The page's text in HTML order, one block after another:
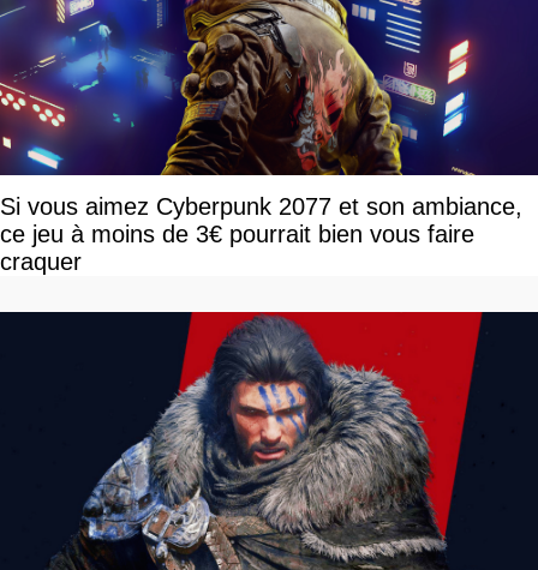
Si vous aimez Cyberpunk 2077 et son ambiance,
ce jeu à moins de 3€ pourrait bien vous faire
craquer